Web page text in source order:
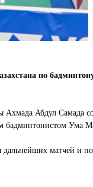
по
Ахмада Абдул Самада
Ума
дальнейших матчей и